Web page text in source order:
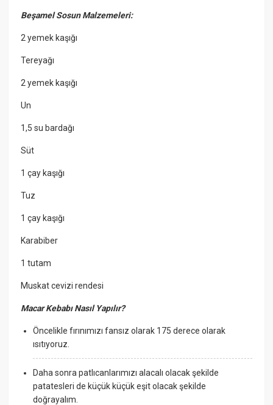
Beşamel Sosun Malzemeleri:
2 yemek kaşığı
Tereyağı
2 yemek kaşığı
Un
1,5 su bardağı
Süt
1 çay kaşığı
Tuz
1 çay kaşığı
Karabiber
1 tutam
Muskat cevizi rendesi
Macar Kebabı Nasıl Yapılır?
Öncelikle fırınımızı fansız olarak 175 derece olarak
ısıtıyoruz.
Daha sonra patlıcanlarımızı alacalı olacak şekilde
patatesleri de küçük küçük eşit olacak şekilde
doğrayalım.